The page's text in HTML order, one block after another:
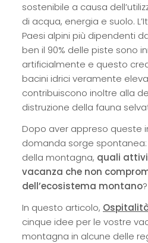
sostenibile a causa
di acqua, energia e suolo.
Paesi alpini più dipendenti
ben il 90% delle piste sono
artificialmente e questo
bacini idrici veramente
contribuiscono inoltre alla
distruzione della fauna
Dopo aver appreso queste
domanda sorge
della montagna, quali
vacanza che non
dell’ecosistema montano?
In questo articolo,
cinque idee per le vostre
montagna in alcune delle